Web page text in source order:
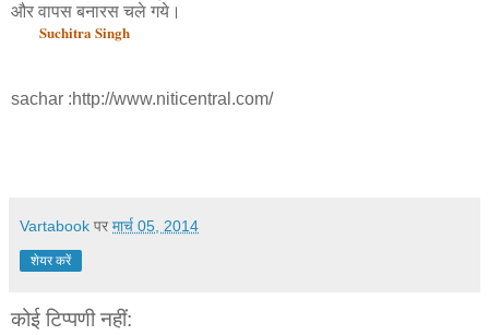
और वापस बनारस चले गये।
Suchitra Singh
sachar :http://www.niticentral.com/
Vartabook पर मार्च 05, 2014
शेयर करें
कोई टिप्पणी नहीं: